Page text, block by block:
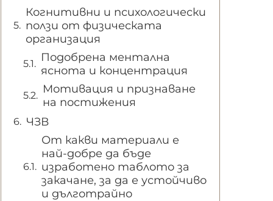
Когнитивни и психологически
ползи от физическата
организация
Подобрена ментална
яснота и концентрация
Мотивация и признаване
на постижения
ЧЗВ
От какви материали е
най-добре да бъде
изработено таблото за
закачане, за да е устойчиво
и дълготрайно